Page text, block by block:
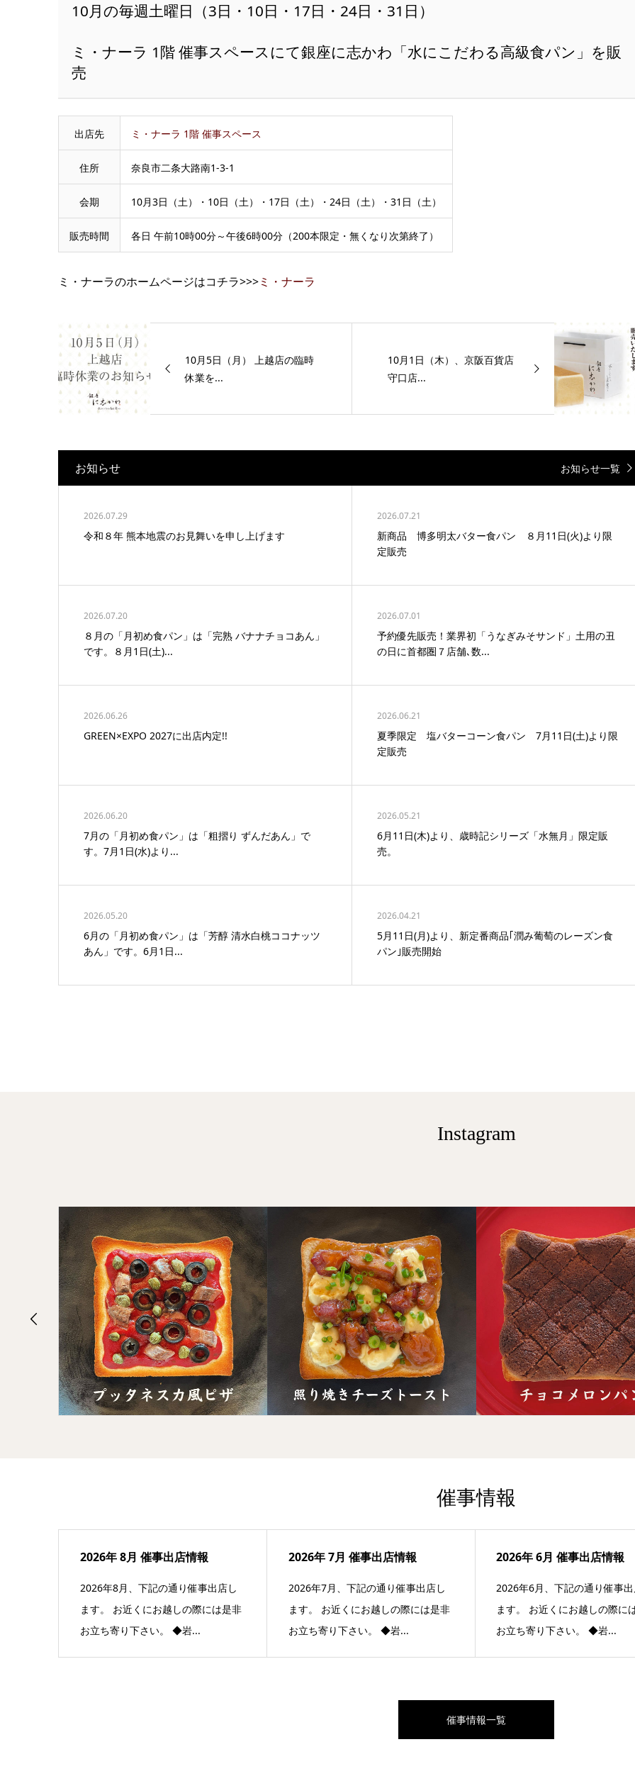
10月の毎週土曜日（3日・10日・17日・24日・31日）
ミ・ナーラ 1階 催事スペースにて銀座に志かわ「水にこだわる高級食パン」を販
売
出店先 ミ・ナーラ 1階 催事スペース
住所 奈良市二条大路南1-3-1
会期 10月3日（土）・10日（土）・17日（土）・24日（土）・31日（土）
販売時間 各日 午前10時00分～午後6時00分（200本限定・無くなり次第終了）
ミ・ナーラのホームページはコチラ>>>ミ・ナーラ
10月5日（月） 上越店の臨時
休業を...
10月1日（木）、京阪百貨店
守口店...
お知らせ お知らせ一覧
2026.07.29
令和８年 熊本地震のお見舞いを申し上げます
2026.07.21
新商品 博多明太バター食パン ８月11日(火)より限
定販売
2026.07.20
８月の「月初め食パン」は「完熟 バナナチョコあん」
です。８月1日(土)...
2026.07.01
予約優先販売！業界初「うなぎみそサンド」土用の丑
の日に首都圏７店舗､数...
2026.06.26
GREEN×EXPO 2027に出店内定!!
2026.06.21
夏季限定 塩バターコーン食パン 7月11日(土)より限
定販売
2026.06.20
7月の「月初め食パン」は「粗摺り ずんだあん」で
す。7月1日(水)より...
2026.05.21
6月11日(木)より、歳時記シリーズ「水無月」限定販
売。
2026.05.20
6月の「月初め食パン」は「芳醇 清水白桃ココナッツ
あん」です。6月1日...
2026.04.21
5月11日(月)より、新定番商品｢潤み葡萄のレーズン食
パン｣販売開始
Instagram
催事情報
2026年 8月 催事出店情報
2026年8月、下記の通り催事出店し
ます。 お近くにお越しの際には是非
お立ち寄り下さい。 ◆岩...
2026年 7月 催事出店情報
2026年7月、下記の通り催事出店し
ます。 お近くにお越しの際には是非
お立ち寄り下さい。 ◆岩...
2026年 6月 催事出店情報
2026年6月、下記の通り催事
ます。 お近くにお越しの際に
お立ち寄り下さい。 ◆岩...
催事情報一覧